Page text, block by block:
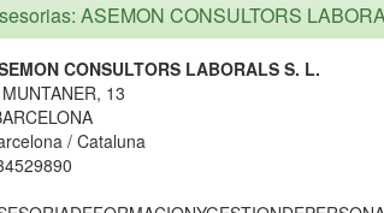
ASEMON CONSULTORS
CONSULTORS LABORALS S. L.
13
/ Cataluna